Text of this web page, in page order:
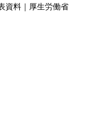
資料｜厚生労働省